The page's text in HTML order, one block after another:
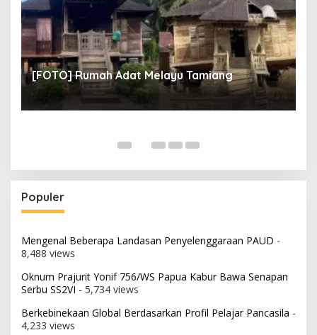
[FOTO] Rumah Adat Melayu Tamiang
Populer
Mengenal Beberapa Landasan Penyelenggaraan PAUD -
8,488 views
Oknum Prajurit Yonif 756/WS Papua Kabur Bawa Senapan
Serbu SS2VI - 5,734 views
Berkebinekaan Global Berdasarkan Profil Pelajar Pancasila -
4,233 views